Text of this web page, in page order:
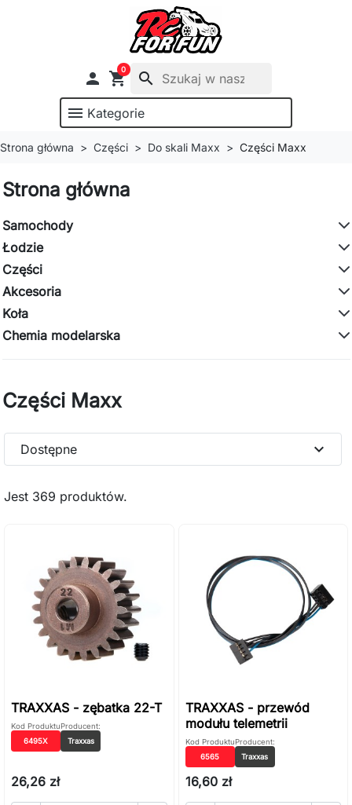
 shopping_cart
0
search
menu Kategorie
Strona główna Części Do skali Maxx Części Maxx
Strona główna
Samochody
Łodzie
Części
Akcesoria
Koła
Chemia modelarska
Części Maxx
Jest 369 produktów.
Dostępne expand_more
TRAXXAS - zębatka 22-T
Kod Produktu
6495X
Producent:
Traxxas
26,26 zł
TRAXXAS - przewód
modułu telemetrii
Kod Produktu
6565
Producent:
Traxxas
16,60 zł